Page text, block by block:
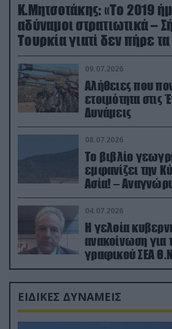
Κ.Μητσοτάκης: «Το 2019
αδύναμοι στρατιωτικά –
Τουρκία γιατί δεν πήρε
(βίντεο)
09.07.2026
Αλήθειες που
ετοιμότητα στις
Δυνάμεις
08.07.2026
Το βιβλίο
εμφανίζει την
Ασία! –
κατεχόμενα;
04.07.2026
Η γελοία
ανακοίνωση για
γραφικού ΣΕΑ
Ρώσους φαρσέρ
ΕΙΔΙΚΕΣ ΔΥΝΑΜΕΙΣ